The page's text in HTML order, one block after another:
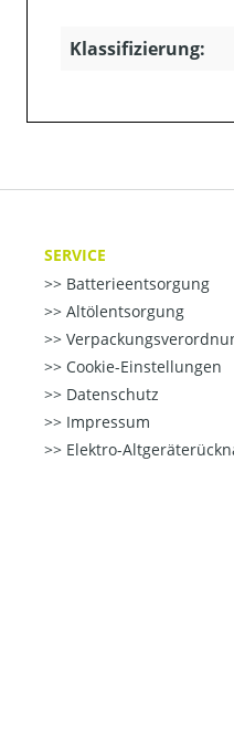
Klassifizierung:
SERVICE
Batterieentsorgung
Altölentsorgung
Cookie-Einstellungen
Datenschutz
Impressum
Elektro-